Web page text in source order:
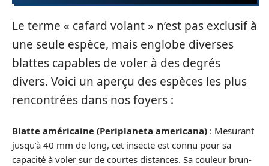
Le terme « cafard volant » n’est pas exclusif à
une seule espèce, mais englobe diverses
blattes capables de voler à des degrés
divers. Voici un aperçu des espèces les plus
rencontrées dans nos foyers :
Blatte américaine (Periplaneta americana) : Mesurant
jusqu’à 40 mm de long, cet insecte est connu pour sa
capacité à voler sur de courtes distances. Sa couleur brun-